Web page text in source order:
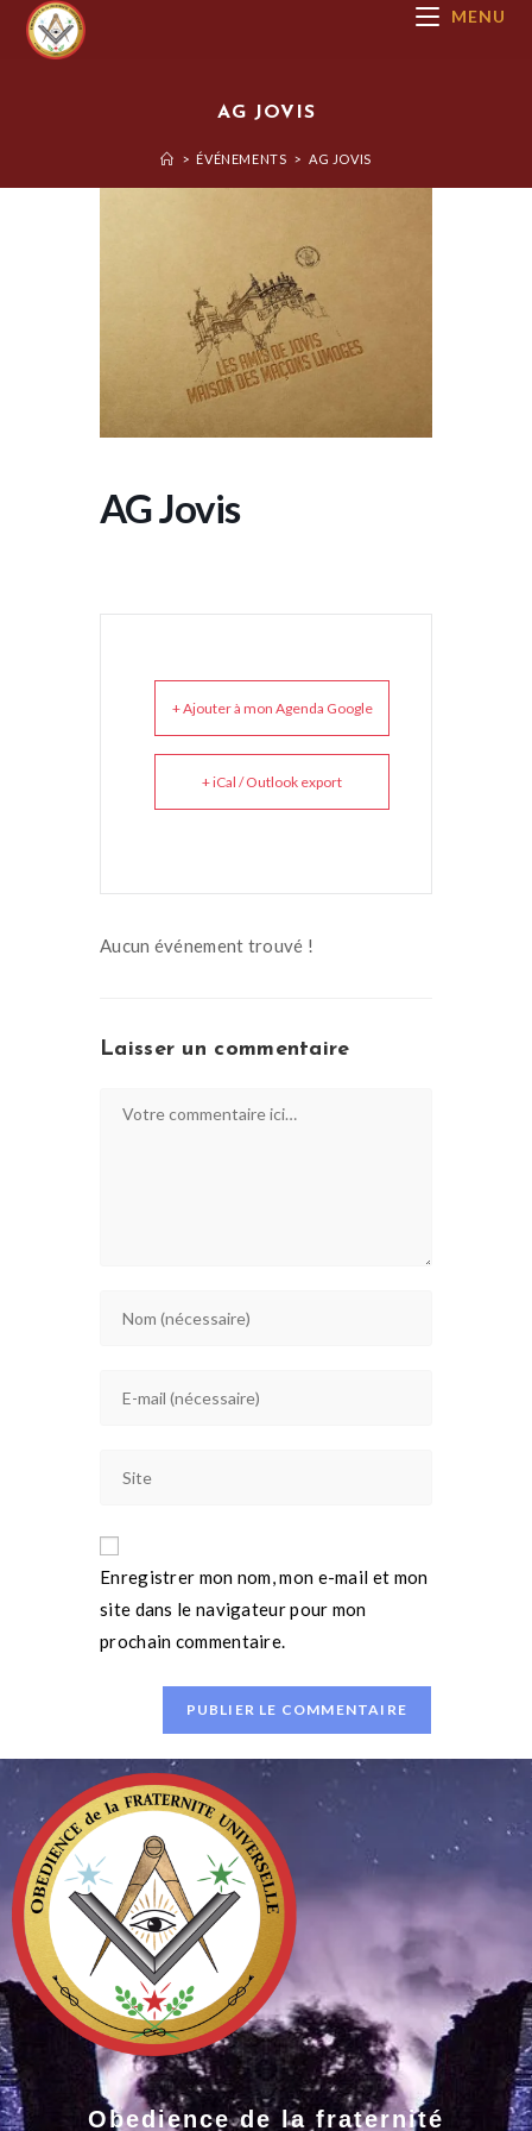
MENU
AG JOVIS
> ÉVÉNEMENTS > AG JOVIS
AG Jovis
+ Ajouter à mon Agenda Google
+ iCal / Outlook export
Aucun événement trouvé !
Laisser un commentaire
Enregistrer mon nom, mon e-mail et mon
site dans le navigateur pour mon
prochain commentaire.
Obedience de la fraternité